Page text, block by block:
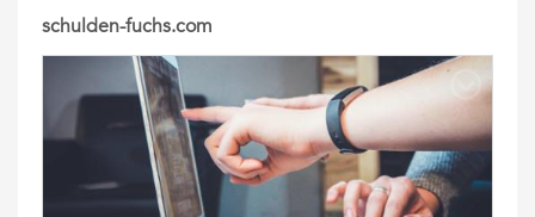
schulden-fuchs.com